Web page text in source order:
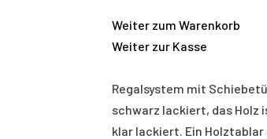
Weiter zum Warenkorb
Weiter zur Kasse
Regalsystem mit
schwarz lackiert, das Holz
klar lackiert. Ein